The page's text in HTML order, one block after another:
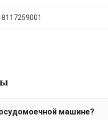
8117259001
машине?